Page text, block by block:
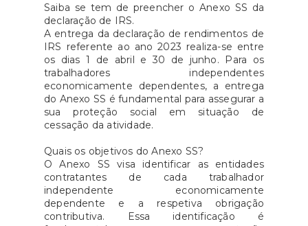
Saiba se tem de preencher o Anexo SS da
declaração de IRS.
A entrega da declaração de rendimentos de
IRS referente ao ano 2023 realiza-se entre
os dias 1 de abril e 30 de junho. Para os
trabalhadores independentes
economicamente dependentes, a entrega
do Anexo SS é fundamental para assegurar a
sua proteção social em situação de
cessação da atividade.
Quais os objetivos do Anexo SS?
O Anexo SS visa identificar as entidades
contratantes de cada trabalhador
independente economicamente
dependente e a respetiva obrigação
contributiva. Essa identificação é